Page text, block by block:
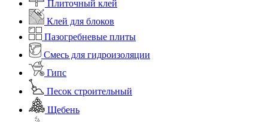
Плиточный клей
Клей для блоков
Пазогребневые плиты
Смесь для гидроизоляции
Гипс
Песок строительный
Щебень